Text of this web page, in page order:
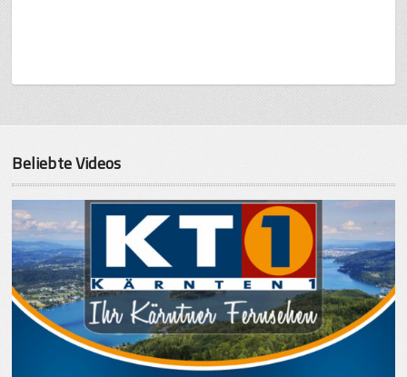
Beliebte Videos